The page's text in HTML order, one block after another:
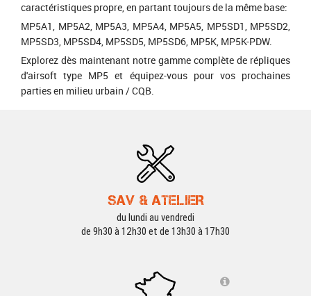
caractéristiques propre, en partant toujours de la même base:
MP5A1, MP5A2, MP5A3, MP5A4, MP5A5, MP5SD1, MP5SD2,
MP5SD3, MP5SD4, MP5SD5, MP5SD6, MP5K, MP5K-PDW.
Explorez dès maintenant notre gamme complète de répliques
d'airsoft type MP5 et équipez-vous pour vos prochaines
parties en milieu urbain / CQB.
SAV & ATELIER
du lundi au vendredi
de 9h30 à 12h30 et de 13h30 à 17h30